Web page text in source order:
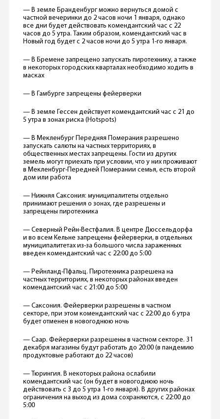
— В земле Бранденбург можно вернуться домой с
частной вечеринки до 2 часов ночи 1 января, однако
все дни будет действовать комендантский час с 22
часов до 5 утра. Таким образом, комендантский час в
Новый год будет с 2 часов ночи до 5 утра 1-го января.
— В Бремене запрещено запускать пиротехнику, а также
в некоторых городских кварталах необходимо ходить в
масках
— В Гамбурге запрещены фейерверки
— В земле Гессен действует комендантский час с 21 до
5 утра в зонах риска (Hotspots)
— В Мекленбург Передняя Померания разрешено
запускать салюты на частных территориях, в
общественных местах запрещены. Гости из других
земель могут приехать при условии, что у них проживают
в Мекленбург-Передней Померании семья, есть второй
дом или работа
— Нижняя Саксония: муниципалитеты отдельно
принимают решения о зонах, где разрешены и
запрещены пиротехника
— Северный Рейн-Вестфалия. В центре Дюссельдорфа
и во всем Кельне запрещены фейерверки, в отдельных
муниципалитетах из-за большого числа зараженных
введен комендантский час с 22:00 до 5:00
— Рейнланд-Пфальц. Пиротехника разрешена на
частных территориях, в некоторых районах введен
комендантский час с 21:00 до 5:00
— Саксония. Фейерверки разрешены в частном
секторе, при этом комендантский час с 22:00 до 6 утра
будет отменен в новогоднюю ночь
— Саар. Фейерверки разрешены в частном секторе. 31
декабря магазины будут работать до 20:00 (в пандемию
продуктовые работают до 22 часов)
— Тюрингия. В некоторых района ослабили
комендантский час (он будет в новогоднюю ночь
действовать с 3 до 5 утра 1-го января). В других районах
ограничения на выход из дома сохраняются, с 22:00 до
5:00